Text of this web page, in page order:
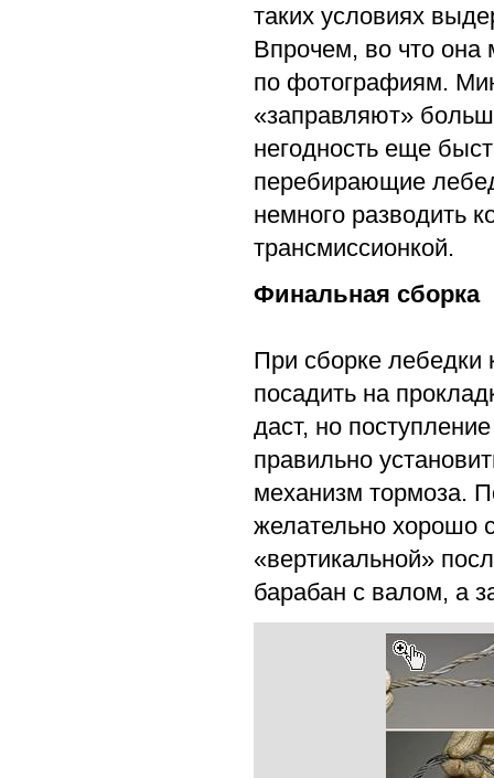
таких условиях
Впрочем, во что она
по фотографиям.
«заправляют»
негодность еще
перебирающие
немного разводить
трансмиссионкой.
Финальная сборка
При сборке лебедки
посадить на
даст, но
правильно
механизм тормоза.
желательно хорошо
«вертикальной»
барабан с валом, а